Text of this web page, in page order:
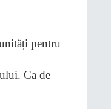
Ca de